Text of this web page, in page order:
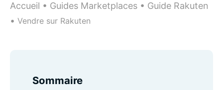
Accueil • Guides Marketplaces • Guide Rakuten
• Vendre sur Rakuten
Sommaire